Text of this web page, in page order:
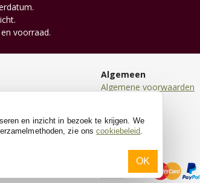
voorraad.
Algemeen
Algemene voorwaarden
Cookies
en inzicht in bezoek te krijgen. We
zie onscookiebeleid
OK